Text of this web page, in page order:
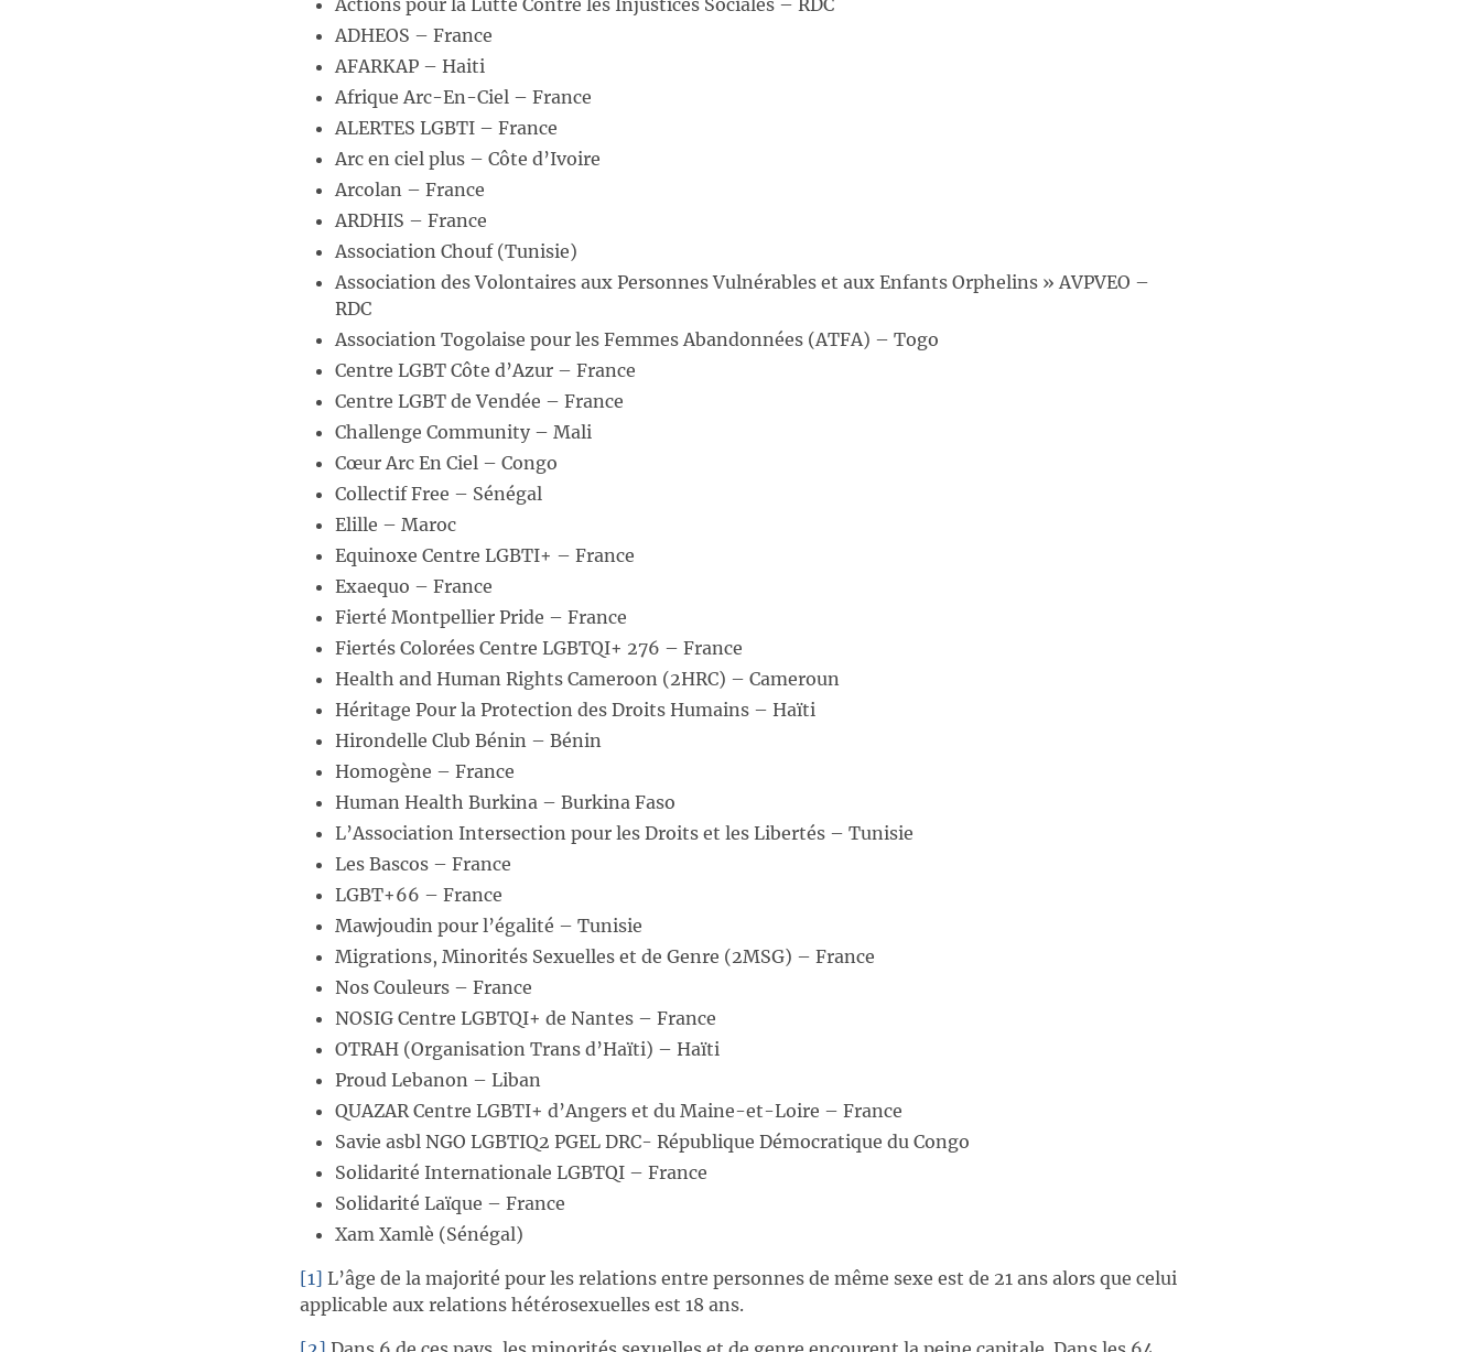
Actions pour la Lutte Contre les Injustices Sociales – RDC
ADHEOS – France
AFARKAP – Haiti
Afrique Arc-En-Ciel – France
ALERTES LGBTI – France
Arc en ciel plus – Côte d’Ivoire
Arcolan – France
ARDHIS – France
Association Chouf (Tunisie)
Association des Volontaires aux Personnes Vulnérables et aux Enfants Orphelins » AVPVEO –
RDC
Association Togolaise pour les Femmes Abandonnées (ATFA) – Togo
Centre LGBT Côte d’Azur – France
Centre LGBT de Vendée – France
Challenge Community – Mali
Cœur Arc En Ciel – Congo
Collectif Free – Sénégal
Elille – Maroc
Equinoxe Centre LGBTI+ – France
Exaequo – France
Fierté Montpellier Pride – France
Fiertés Colorées Centre LGBTQI+ 276 – France
Health and Human Rights Cameroon (2HRC) – Cameroun
Héritage Pour la Protection des Droits Humains – Haïti
Hirondelle Club Bénin – Bénin
Homogène – France
Human Health Burkina – Burkina Faso
L’Association Intersection pour les Droits et les Libertés – Tunisie
Les Bascos – France
LGBT+66 – France
Mawjoudin pour l’égalité – Tunisie
Migrations, Minorités Sexuelles et de Genre (2MSG) – France
Nos Couleurs – France
NOSIG Centre LGBTQI+ de Nantes – France
OTRAH (Organisation Trans d’Haïti) – Haïti
Proud Lebanon – Liban
QUAZAR Centre LGBTI+ d’Angers et du Maine-et-Loire – France
Savie asbl NGO LGBTIQ2 PGEL DRC- République Démocratique du Congo
Solidarité Internationale LGBTQI – France
Solidarité Laïque – France
Xam Xamlè (Sénégal)
[1] L’âge de la majorité pour les relations entre personnes de même sexe est de 21 ans alors que celui
applicable aux relations hétérosexuelles est 18 ans.